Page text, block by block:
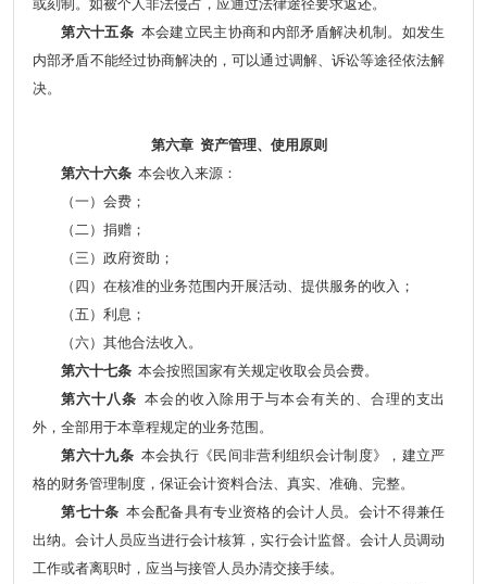
第六十五条本会建立民主协商和内部矛盾解决机制。如发生
内部矛盾不能经过协商解决的，可以通过调解、诉讼等途径依法解
决。
第六章 资产管理、使用原则
第六十六条 本会收入来源：
（一）会费；
（二）捐赠；
（三）政府资助；
（四）在核准的业务范围内开展活动、提供服务的收入；
（五）利息；
（六）其他合法收入。
第六十七条 本会按照国家有关规定收取会员会费。
第六十八条 本会的收入除用于与本会有关的、合理的支出
外，全部用于本章程规定的业务范围。
第六十九条本会执行《民间非营利组织会计制度》，建立严
格的财务管理制度，保证会计资料合法、真实、准确、完整。
第七十条 本会配备具有专业资格的会计人员。会计不得兼任
出纳。会计人员应当进行会计核算，实行会计监督。会计人员调动
工作或者离职时，应当与接管人员办清交接手续。